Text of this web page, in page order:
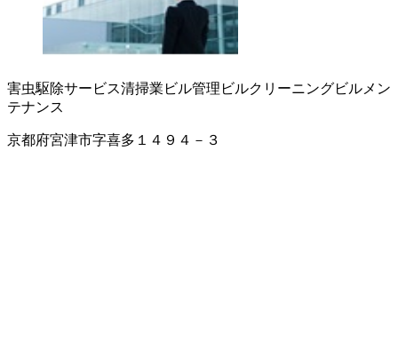
害虫駆除サービス清掃業 ビル管理 ビルクリーニングビルメン
テナンス
京都府宮津市字喜多１４９４－３